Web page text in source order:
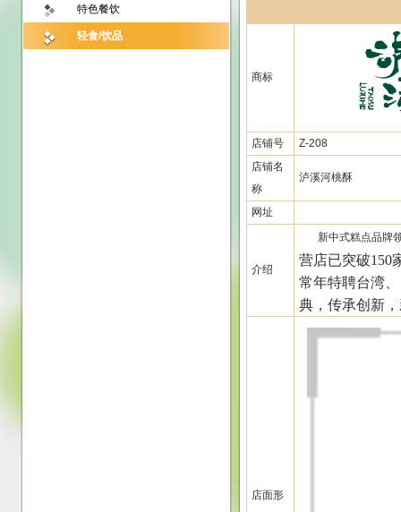
特色餐饮
轻食/饮品
商标
店铺号
Z-208
店铺名
称
泸溪河桃酥
网址
介绍
新中式糕点品牌领
营店已突破150
常年特聘台湾
典，传承创新
店面形